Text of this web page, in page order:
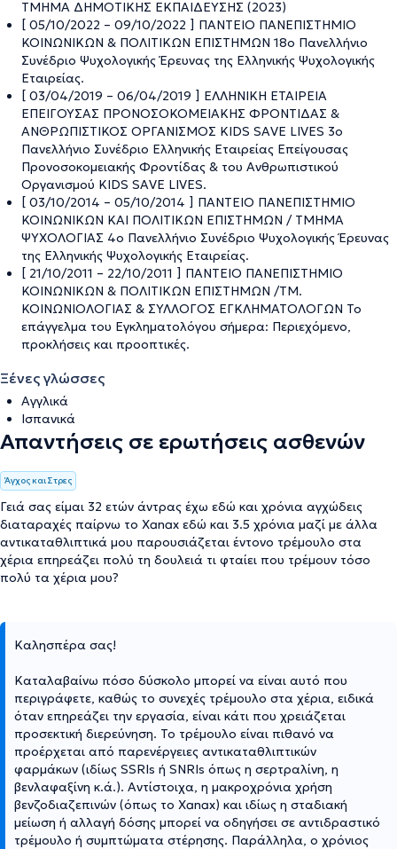
ΤΜΗΜΑ ΔΗΜΟΤΙΚΗΣ ΕΚΠΑΙΔΕΥΣΗΣ (2023)
[ 05/10/2022 – 09/10/2022 ] ΠΑΝΤΕΙΟ ΠΑΝΕΠΙΣΤΗΜΙΟ
ΚΟΙΝΩΝΙΚΩΝ & ΠΟΛΙΤΙΚΩΝ ΕΠΙΣΤΗΜΩΝ 18ο Πανελλήνιο
Συνέδριο Ψυχολογικής Έρευνας της Ελληνικής Ψυχολογικής
Εταιρείας.
[ 03/04/2019 – 06/04/2019 ] ΕΛΛΗΝΙΚΗ ΕΤΑΙΡΕΙΑ
ΕΠΕΙΓΟΥΣΑΣ ΠΡΟΝΟΣΟΚΟΜΕΙΑΚΗΣ ΦΡΟΝΤΙΔΑΣ &
ΑΝΘΡΩΠΙΣΤΙΚΟΣ ΟΡΓΑΝΙΣΜΟΣ KIDS SAVE LIVES 3ο
Πανελλήνιο Συνέδριο Ελληνικής Εταιρείας Επείγουσας
Προνοσοκομειακής Φροντίδας & του Ανθρωπιστικού
Οργανισμού KIDS SAVE LIVES.
[ 03/10/2014 – 05/10/2014 ] ΠΑΝΤΕΙΟ ΠΑΝΕΠΙΣΤΗΜΙΟ
ΚΟΙΝΩΝΙΚΩΝ ΚΑΙ ΠΟΛΙΤΙΚΩΝ ΕΠΙΣΤΗΜΩΝ / ΤΜΗΜΑ
ΨΥΧΟΛΟΓΙΑΣ 4ο Πανελλήνιο Συνέδριο Ψυχολογικής Έρευνας
της Ελληνικής Ψυχολογικής Εταιρείας.
[ 21/10/2011 – 22/10/2011 ] ΠΑΝΤΕΙΟ ΠΑΝΕΠΙΣΤΗΜΙΟ
ΚΟΙΝΩΝΙΚΩΝ & ΠΟΛΙΤΙΚΩΝ ΕΠΙΣΤΗΜΩΝ /ΤΜ.
ΚΟΙΝΩΝΙΟΛΟΓΙΑΣ & ΣΥΛΛΟΓΟΣ ΕΓΚΛΗΜΑΤΟΛΟΓΩΝ Το
επάγγελμα του Εγκληματολόγου σήμερα: Περιεχόμενο,
προκλήσεις και προοπτικές.
Ξένες γλώσσες
Αγγλικά
Ισπανικά
Απαντήσεις σε ερωτήσεις ασθενών
Άγχος και Στρες
Γειά σας είμαι 32 ετών άντρας έχω εδώ και χρόνια αγχώδεις
διαταραχές παίρνω το Xanax εδώ και 3.5 χρόνια μαζί με άλλα
αντικαταθλιπτικά μου παρουσιάζεται έντονο τρέμουλο στα
χέρια επηρεάζει πολύ τη δουλειά τι φταίει που τρέμουν τόσο
πολύ τα χέρια μου?
Καλησπέρα σας!
Καταλαβαίνω πόσο δύσκολο μπορεί να είναι αυτό που
περιγράφετε, καθώς το συνεχές τρέμουλο στα χέρια, ειδικά
όταν επηρεάζει την εργασία, είναι κάτι που χρειάζεται
προσεκτική διερεύνηση. Το τρέμουλο είναι πιθανό να
προέρχεται από παρενέργειες αντικαταθλιπτικών
φαρμάκων (ιδίως SSRIs ή SNRIs όπως η σερτραλίνη, η
βενλαφαξίνη κ.ά.). Αντίστοιχα, η μακροχρόνια χρήση
βενζοδιαζεπινών (όπως το Xanax) και ιδίως η σταδιακή
μείωση ή αλλαγή δόσης μπορεί να οδηγήσει σε αντιδραστικό
τρέμουλο ή συμπτώματα στέρησης. Παράλληλα, ο χρόνιος